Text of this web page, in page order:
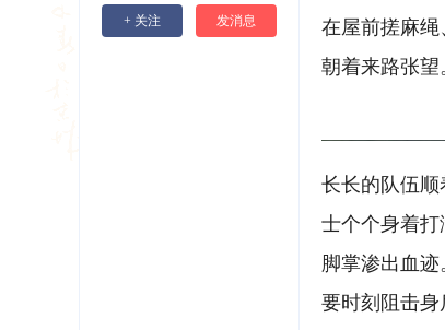
+ 关注 发消息
在屋前搓麻
朝着来路张望
长长的队伍
士个个身着
脚掌渗出血
要时刻阻击